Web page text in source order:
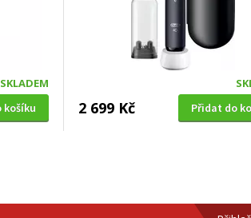
SKLADEM
košíku 2 699 Kč Přidat do